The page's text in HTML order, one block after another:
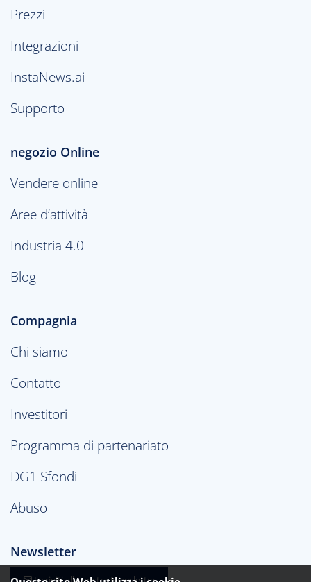
Prezzi
Integrazioni
InstaNews.ai
Supporto
negozio Online
Vendere online
Aree d’attività
Industria 4.0
Blog
Compagnia
Chi siamo
Contatto
Investitori
Programma di partenariato
DG1 Sfondi
Abuso
Newsletter